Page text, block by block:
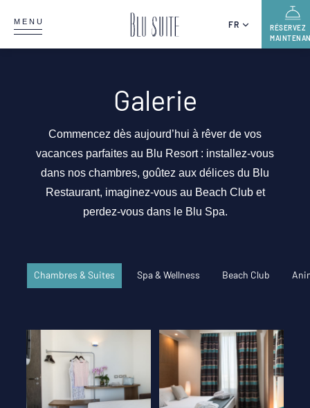
MENU FR
RÉSERVEZ
Galerie
Commencez dès aujourd’hui à rêver de vos
vacances parfaites au Blu Resort : installez-vous
dans nos chambres, goûtez aux délices du Blu
Restaurant, imaginez-vous au Beach Club et
perdez-vous dans le Blu Spa.
Chambres & Suites Spa & Wellness Beach Club